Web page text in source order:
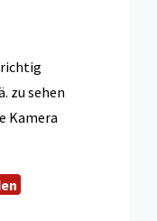
zu sehen
Kamera